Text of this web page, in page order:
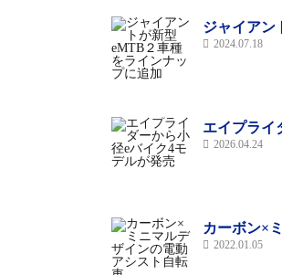
ジャイアン
2024.07.18
エイプライ
2026.04.24
カーボン×
2022.01.05